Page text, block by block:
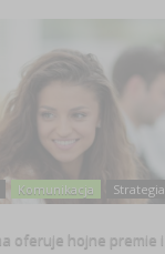
Komunikacja Strategia
oferuje hojne premie